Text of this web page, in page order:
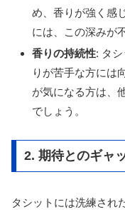
め、香りが強く感
には、この深みが
香りの持続性: タ
りが苦手な方には
が気になる方は、
でしょう。
2. 期待とのギャ
タシットには洗練され